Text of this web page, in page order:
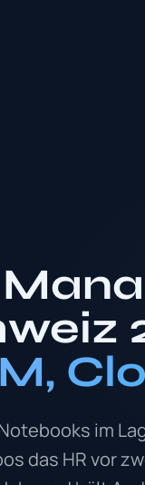
im
das HR vor